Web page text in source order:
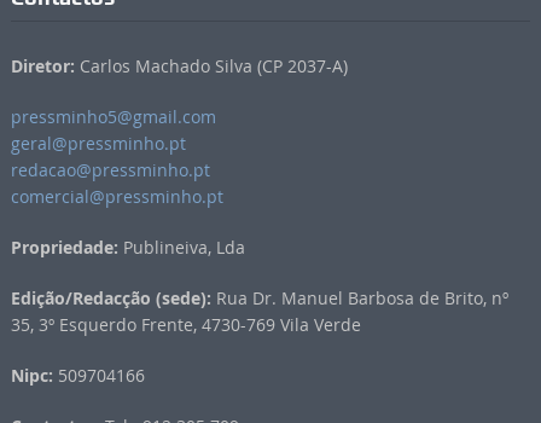
Diretor: Carlos Machado Silva (CP 2037-A)
pressminho5@gmail.com
geral@pressminho.pt
redacao@pressminho.pt
comercial@pressminho.pt
Propriedade: Publineiva, Lda
Edição/Redacção (sede): Rua Dr. Manuel Barbosa de Brito, nº
35, 3º Esquerdo Frente, 4730-769 Vila Verde
Nipc: 509704166